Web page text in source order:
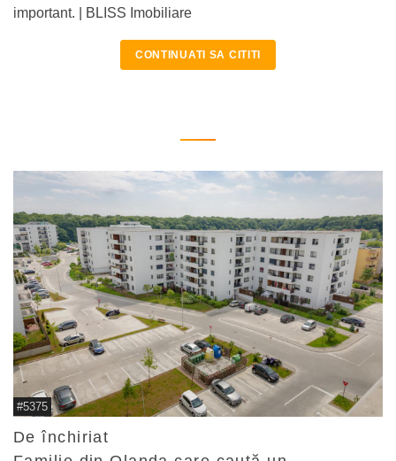
important. | BLISS Imobiliare
CONTINUATI SA CITITI
#5375
De închiriat